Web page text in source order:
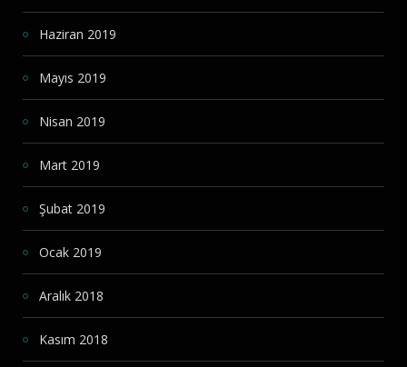
Haziran 2019
Mayıs 2019
Nisan 2019
Mart 2019
Şubat 2019
Ocak 2019
Aralık 2018
Kasım 2018